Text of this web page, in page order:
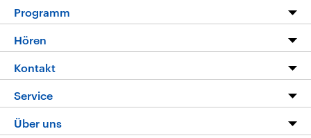
Programm
Programm
Die Nachrichten
Nachrichtenleicht
Neue Beiträge auf dlf.de
Hören
Livestream
Podcasts
Deutschlandfunk App
Kontakt
Hörerservice
Service
FAQ
Über uns